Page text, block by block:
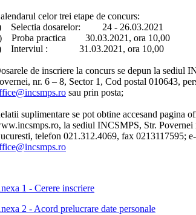
celor trei etape de concurs:
Selectia dosarelor: 24 - 26.03.2021
Proba practica 30.03.2021, ora 10,00
Interviul : 31.03.2021, ora 10,00
de inscriere la concurs se depun la sediul
nr. 6 – 8, Sector 1, Cod postal 010643,
sau prin posta;
suplimentare se pot obtine accesand pagina
la sediul INCSMPS, Str. Povernei
telefon 021.312.4069, fax 0213117595;
1 - Cerere inscriere
2 - Acord prelucrare date personale